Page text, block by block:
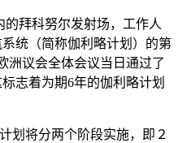
拜科努尔发射场，工作人
统（简称伽利略计划）的第
洲议会全体会议当日通过了
志着为期6年的伽利略计划
将分两个阶段实施，即２